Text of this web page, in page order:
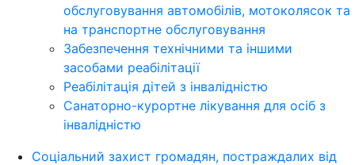
обслуговування автомобілів, мотоколясок та
на транспортне обслуговування
Забезпечення технічними та іншими
засобами реабілітації
Реабілітація дітей з інвалідністю
Санаторно-курортне лікування для осіб з
інвалідністю
Соціальний захист громадян, постраждалих від